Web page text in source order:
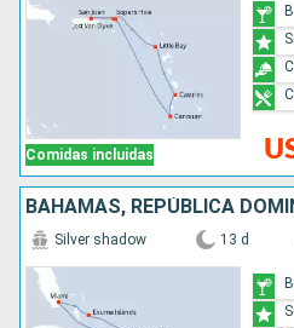
Comidas incluidas
Silver shadow 13 d